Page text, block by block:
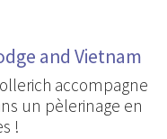
and Vietnam
accompagne
un pèlerinage en
!